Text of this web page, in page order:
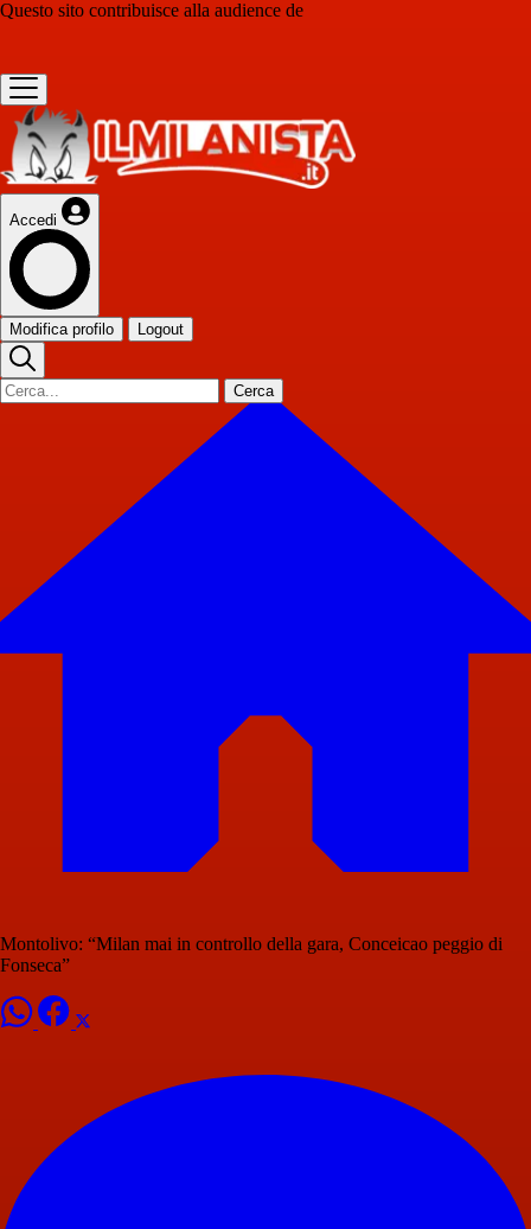
Questo sito contribuisce alla audience de
Accedi
Modifica profilo Logout
Cerca
Montolivo: “Milan mai in controllo della gara, Conceicao peggio di
Fonseca”